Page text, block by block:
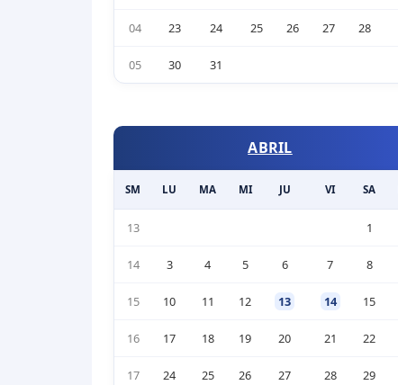
04 23 24 25 26 27 28
05 30 31
ABRIL
SM LU MA MI JU VI SA
13 1
14 3 4 5 6 7 8
15 10 11 12 13 14 15
16 17 18 19 20 21 22
17 24 25 26 27 28 29